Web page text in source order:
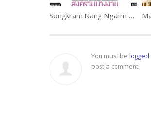
Songkram Nang Ngarm Ep.17
You must be logged
post a comment.